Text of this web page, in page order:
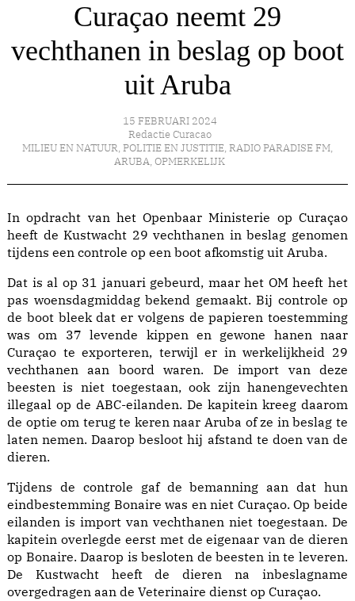
Curaçao neemt 29
vechthanen in beslag op boot
uit Aruba
15 FEBRUARI 2024
Redactie Curacao
MILIEU EN NATUUR, POLITIE EN JUSTITIE, RADIO PARADISE FM,
ARUBA, OPMERKELIJK
In opdracht van het Openbaar Ministerie op Curaçao
heeft de Kustwacht 29 vechthanen in beslag genomen
tijdens een controle op een boot afkomstig uit Aruba.
Dat is al op 31 januari gebeurd, maar het OM heeft het
pas woensdagmiddag bekend gemaakt. Bij controle op
de boot bleek dat er volgens de papieren toestemming
was om 37 levende kippen en gewone hanen naar
Curaçao te exporteren, terwijl er in werkelijkheid 29
vechthanen aan boord waren. De import van deze
beesten is niet toegestaan, ook zijn hanengevechten
illegaal op de ABC-eilanden. De kapitein kreeg daarom
de optie om terug te keren naar Aruba of ze in beslag te
laten nemen. Daarop besloot hij afstand te doen van de
dieren.
Tijdens de controle gaf de bemanning aan dat hun
eindbestemming Bonaire was en niet Curaçao. Op beide
eilanden is import van vechthanen niet toegestaan. De
kapitein overlegde eerst met de eigenaar van de dieren
op Bonaire. Daarop is besloten de beesten in te leveren.
De Kustwacht heeft de dieren na inbeslagname
overgedragen aan de Veterinaire dienst op Curaçao.